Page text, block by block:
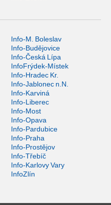
Info-M. Boleslav
Info-Budějovice
Info-Česká Lípa
InfoFrýdek-Místek
Info-Hradec Kr.
Info-Jablonec n.N.
Info-Karviná
Info-Liberec
Info-Most
Info-Opava
Info-Pardubice
Info-Praha
Info-Prostějov
Info-Třebíč
Info-Karlovy Vary
InfoZlín